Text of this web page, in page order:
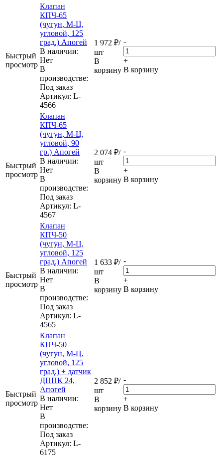
Быстрый
просмотр
Клапан
КПЧ-65
(чугун, М-Ц,
угловой, 125
град.) Апогей
В наличии:
Нет
В
производстве:
Под заказ
Артикул: L-
4566
1 972 ₽/
шт
В
корзину
-
+
В корзину
Быстрый
просмотр
Клапан
КПЧ-65
(чугун, М-Ц,
угловой, 90
гр.) Апогей
В наличии:
Нет
В
производстве:
Под заказ
Артикул: L-
4567
2 074 ₽/
шт
В
корзину
-
+
В корзину
Быстрый
просмотр
Клапан
КПЧ-50
(чугун, М-Ц,
угловой, 125
град.) Апогей
В наличии:
Нет
В
производстве:
Под заказ
Артикул: L-
4565
1 633 ₽/
шт
В
корзину
-
+
В корзину
Быстрый
просмотр
Клапан
КПЧ-50
(чугун, М-Ц,
угловой, 125
град.) + датчик
ДППК 24,
Апогей
В наличии:
Нет
В
производстве:
Под заказ
Артикул: L-
6175
2 852 ₽/
шт
В
корзину
-
+
В корзину